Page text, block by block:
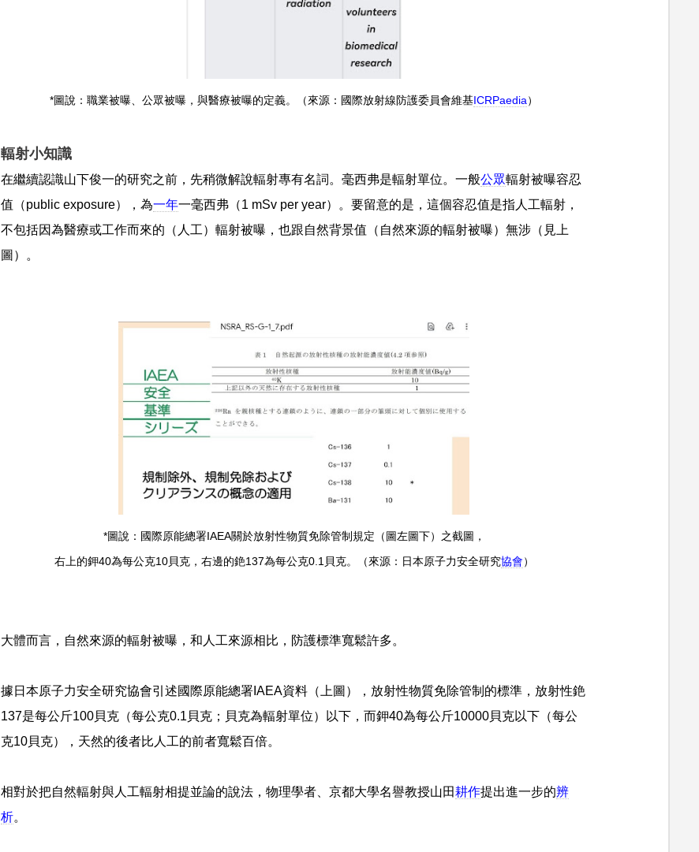
*圖說：職業被曝、公眾被曝，與醫療被曝的定義。（來源：國際放射線防護委員會維基ICRPaedia）
輻射小知識
在繼續認識山下俊一的研究之前，先稍微解說輻射專有名詞。毫西弗是輻射單位。一般公眾輻射被曝容忍
值（public exposure），為一年一毫西弗（1 mSv per year）。要留意的是，這個容忍值是指人工輻射，
不包括因為醫療或工作而來的（人工）輻射被曝，也跟自然背景值（自然來源的輻射被曝）無涉（見上
圖）。
*圖說：國際原能總署IAEA關於放射性物質免除管制規定（圖左圖下）之截圖，
右上的鉀40為每公克10貝克，右邊的銫137為每公克0.1貝克。（來源：日本原子力安全研究協會）
大體而言，自然來源的輻射被曝，和人工來源相比，防護標準寬鬆許多。
據日本原子力安全研究協會引述國際原能總署IAEA資料（上圖），放射性物質免除管制的標準，放射性銫
137是每公斤100貝克（每公克0.1貝克；貝克為輻射單位）以下，而鉀40為每公斤10000貝克以下（每公
克10貝克），天然的後者比人工的前者寬鬆百倍。
相對於把自然輻射與人工輻射相提並論的說法，物理學者、京都大學名譽教授山田耕作提出進一步的辨
析。